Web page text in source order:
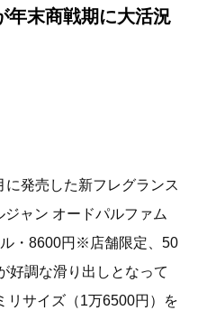
年末商戦期に大活況
発売した新フレグランス
ジャン オードパルファム
・8600円※店舗限定、50
好調な滑り出しとなって
リサイズ（1万6500円）を